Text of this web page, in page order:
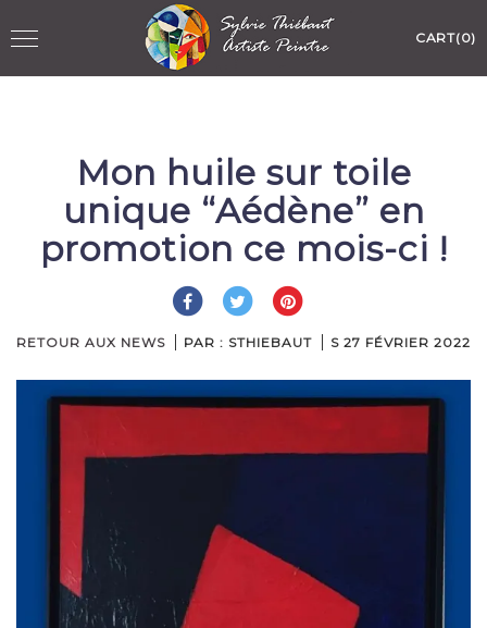
to
content
Toggle CART(0)
Mon huile sur toile
unique “Aédène” en
promotion ce mois-ci !
RETOUR AUX NEWS PAR : STHIEBAUT S 27 FÉVRIER 2022